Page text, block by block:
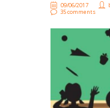
09/06/2017
35 comments